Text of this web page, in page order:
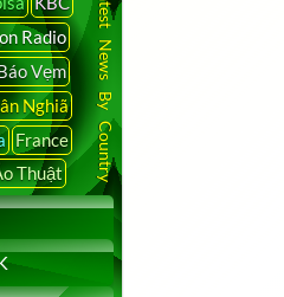
Radio
Vẹm
Nghiã
France
Thuật Latest News By Country